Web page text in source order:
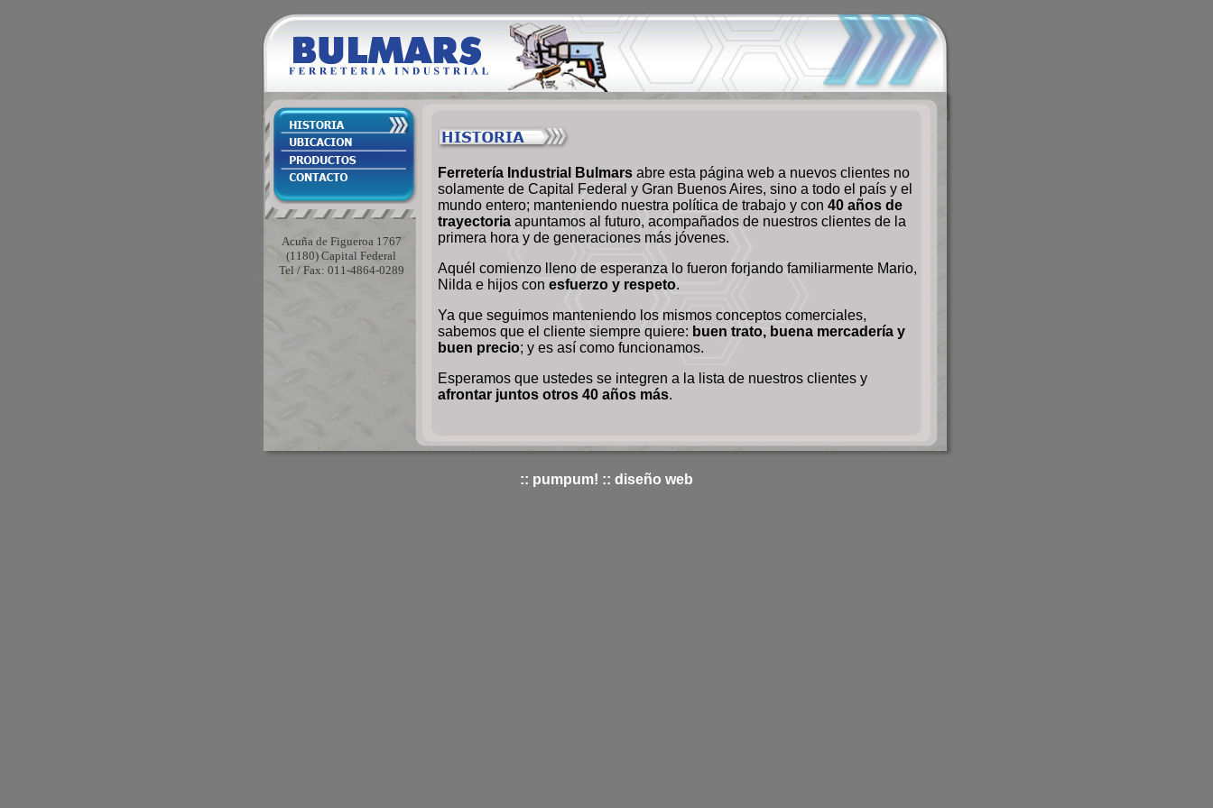
Ferretería Industrial Bulmars abre esta página web a nuevos clientes no
solamente de Capital Federal y Gran Buenos Aires, sino a todo el país y el
mundo entero; manteniendo nuestra política de trabajo y con 40 años de
trayectoria apuntamos al futuro, acompañados de nuestros clientes de la
primera hora y de generaciones más jóvenes.
Aquél comienzo lleno de esperanza lo fueron forjando familiarmente Mario,
Nilda e hijos con esfuerzo y respeto.
Ya que seguimos manteniendo los mismos conceptos comerciales,
sabemos que el cliente siempre quiere: buen trato, buena mercadería y
buen precio; y es así como funcionamos.
Esperamos que ustedes se integren a la lista de nuestros clientes y
afrontar juntos otros 40 años más.
Acuña de Figueroa 1767
(1180) Capital Federal
Tel / Fax: 011-4864-0289
:: pumpum! :: diseño web